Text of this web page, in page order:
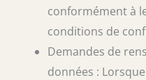
conformément à
conditions de
Demandes de
données :